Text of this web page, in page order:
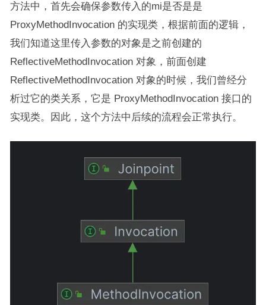
方法中，首先会确保参数传入的mi是否是是
ProxyMethodInvocation 的实现类，根据前面的逻辑，
我们知道这里传入参数的对象是之前创建的
ReflectiveMethodInvocation 对象，前面创建
ReflectiveMethodInvocation 对象的时候，我们曾经分
析过它的类关系，它是 ProxyMethodInvocation 接口的
实现类。因此，这个方法中后续的流程会正常执行。